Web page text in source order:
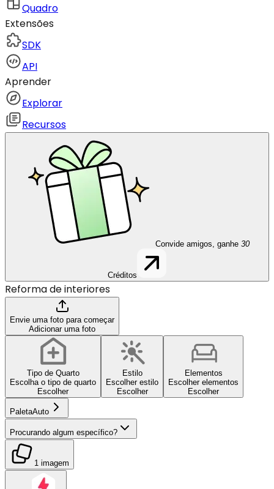
Quadro
Extensões
SDK
API
Aprender
Explorar
Recursos
Convide amigos, ganhe 30
Créditos
Reforma de interiores
Envie uma foto para começar
Adicionar uma foto
Tipo de Quarto
Escolha o tipo de quarto
Escolher
Estilo
Escolher estilo
Escolher
Elementos
Escolher elementos
Escolher
PaletaAuto
Procurando algum específico?
1 imagem